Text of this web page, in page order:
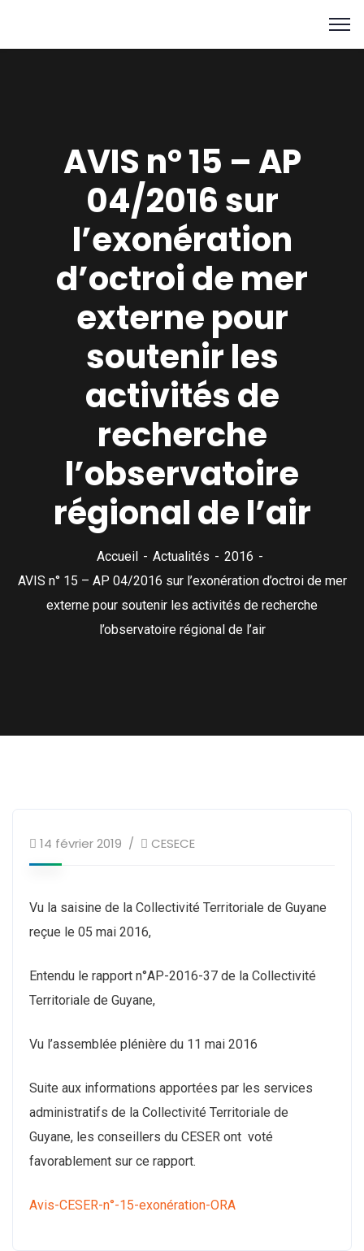
AVIS n° 15 – AP
04/2016 sur
l’exonération
d’octroi de mer
externe pour
soutenir les
activités de
recherche
l’observatoire
régional de l’air
Accueil Actualités
2016
AVIS n° 15 – AP 04/2016 sur l’exonération d’octroi de mer
externe pour soutenir les activités de recherche
l’observatoire régional de l’air
14 février 2019 CESECE
Vu la saisine de la Collectivité Territoriale de Guyane
reçue le 05 mai 2016,
Entendu le rapport n°AP-2016-37 de la Collectivité
Territoriale de Guyane,
Vu l’assemblée plénière du 11 mai 2016
Suite aux informations apportées par les services
administratifs de la Collectivité Territoriale de
Guyane, les conseillers du CESER ont voté
favorablement sur ce rapport.
Avis-CESER-n°-15-exonération-ORA